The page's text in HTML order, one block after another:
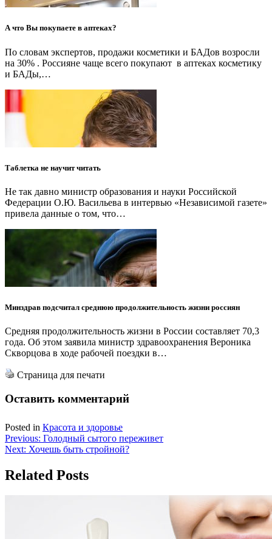
А что Вы покупаете в аптеках?
По словам экспертов, продажи косметики и БАДов возросли
на 30% . Россияне чаще всего покупают в аптеках косметику
и БАДы,…
Таблетка не научит читать
Не так давно министр образования и науки Российской
Федерации О.Ю. Васильева в интервью «Независимой газете»
привела данные о том, что…
Минздрав подсчитал среднюю продолжительность жизни россиян
Средняя продолжительность жизни в России составляет 70,3
года. Об этом заявила министр здравоохранения Вероника
Скворцова в ходе рабочей поездки в…
Страница для печати
Оставить комментарий
Posted in Красота и здоровье
Навигация
по
записям
Previous: Голодный сытого переживет
Next: Хочешь быть стройной?
Related Posts